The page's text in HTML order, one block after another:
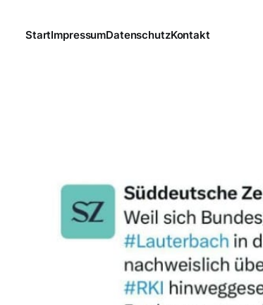
StartImpressumDatenschutzKontakt